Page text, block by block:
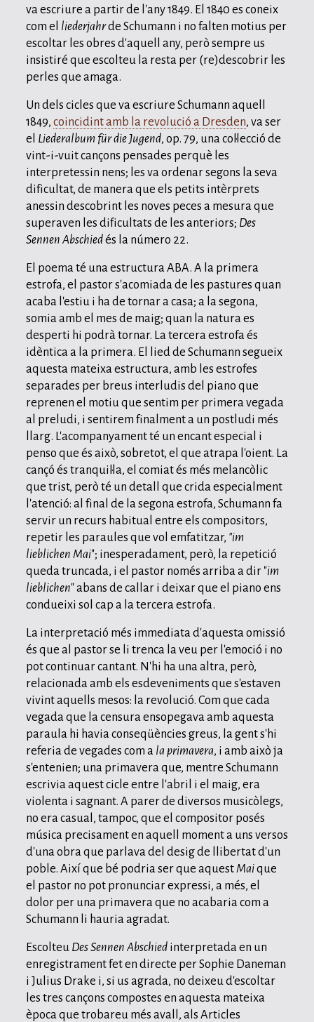
va escriure a partir de l'any 1849. El 1840 es coneix
com el liederjahrde Schumann i no falten motius per
escoltar les obres d'aquell any, però sempre us
insistiré que escolteu la resta per (re)descobrir les
perles que amaga.
Un dels cicles que va escriure Schumann aquell
1849, coincidint amb la revolució a Dresden, va ser
el Liederalbum für die Jugend, op. 79, una col·lecció de
vint-i-vuit cançons pensades perquè les
interpretessin nens; les va ordenar segons la seva
dificultat, de manera que els petits intèrprets
anessin descobrint les noves peces a mesura que
superaven les dificultats de les anteriors; Des
Sennen Abschiedés la número 22.
El poema té una estructura ABA. A la primera
estrofa, el pastor s'acomiada de les pastures quan
acaba l'estiu i ha de tornar a casa; a la segona,
somia amb el mes de maig; quan la natura es
desperti hi podrà tornar. La tercera estrofa és
idèntica a la primera. El lied de Schumann segueix
aquesta mateixa estructura, amb les estrofes
separades per breus interludis del piano que
reprenen el motiu que sentim per primera vegada
al preludi, i sentirem finalment a un postludi més
llarg. L'acompanyament té un encant especial i
penso que és això, sobretot, el que atrapa l'oient. La
cançó és tranquil·la, el comiat és més melancòlic
que trist, però té un detall que crida especialment
l'atenció: al final de la segona estrofa, Schumann fa
servir un recurs habitual entre els compositors,
repetir les paraules que vol emfatitzar, "im
lieblichen Mai"; inesperadament, però, la repetició
queda truncada, i el pastor només arriba a dir "im
lieblichen" abans de callar i deixar que el piano ens
condueixi sol cap a la tercera estrofa.
La interpretació més immediata d'aquesta omissió
és que al pastor se li trenca la veu per l'emoció i no
pot continuar cantant. N'hi ha una altra, però,
relacionada amb els esdeveniments que s'estaven
vivint aquells mesos: la revolució. Com que cada
vegada que la censura ensopegava amb aquesta
paraula hi havia conseqüències greus, la gent s'hi
referia de vegades com a la primavera, i amb això ja
s'entenien; una primavera que, mentre Schumann
escrivia aquest cicle entre l'abril i el maig, era
violenta i sagnant. A parer de diversos musicòlegs,
no era casual, tampoc, que el compositor posés
música precisament en aquell moment a uns versos
d'una obra que parlava del desig de llibertat d'un
poble. Així que bé podria ser que aquestMaique
el pastor no pot pronunciar expressi, a més, el
dolor per una primavera que no acabaria com a
Schumann li hauria agradat.
Escolteu Des Sennen Abschied interpretada en un
enregistrament fet en directe per Sophie Daneman
i Julius Drake i, si us agrada, no deixeu d'escoltar
les tres cançons compostes en aquesta mateixa
època que trobareu més avall, als Articles